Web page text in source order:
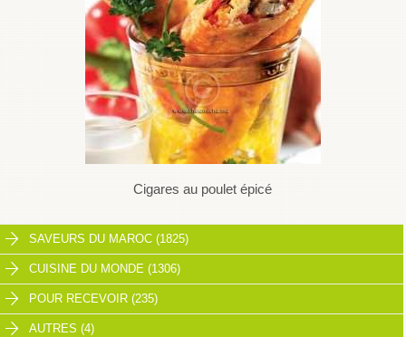
Cigares au poulet épicé
SAVEURS DU MAROC (1825)
CUISINE DU MONDE (1306)
POUR RECEVOIR (235)
AUTRES (4)